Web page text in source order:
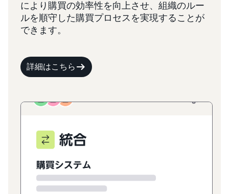
により購買の効率性を向上させ、組織のルー
ルを順守した購買プロセスを実現することが
できます。
詳細はこちら